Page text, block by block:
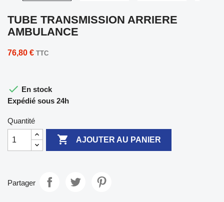
TUBE TRANSMISSION ARRIERE
AMBULANCE
76,80 € TTC
 En stock
Expédié sous 24h
Quantité
 AJOUTER AU PANIER
Partager